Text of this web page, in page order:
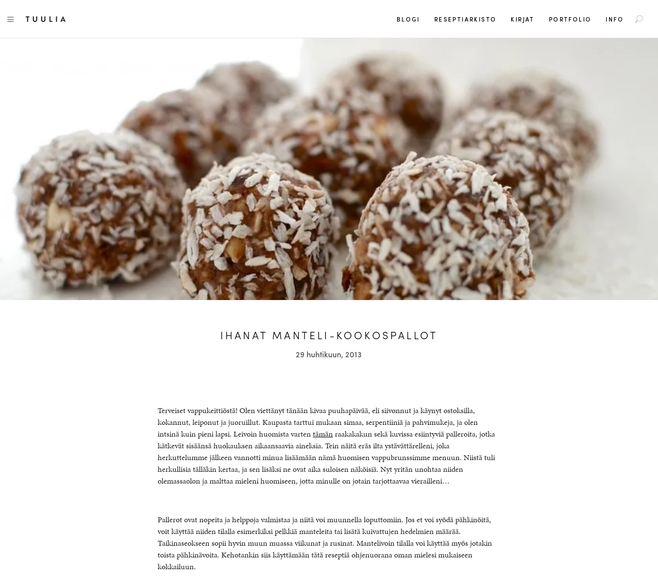
a
TOGGLE NAVIGATION BLOGI RESEPTIARKISTO KIRJAT PORTFOLIO INFO
IHANAT MANTELI-KOOKOSPALLOT
29 huhtikuun, 2013
Terveiset vappukeittiöstä! Olen viettänyt tänään kivaa puuhapäivää, eli siivonnut ja käynyt ostoksilla,
kokannut, leiponut ja juoruillut. Kaupasta tarttui mukaan simaa, serpentiiniä ja pahvimukeja, ja olen
intsinä kuin pieni lapsi. Leivoin huomista vartentämänraakakakun sekä kuvissa esiintyviä palleroita, jotka
kätkevät sisäänsä huokauksen aikaansaavia aineksia. Tein näitä eräs ilta ystävättärelleni, joka
herkuttelumme jälkeen vannotti minua lisäämään nämä huomisen vappubrunssimme menuun. Niistä tuli
herkullisia tälläkin kertaa, ja sen lisäksi ne ovat aika suloisen näköisiä. Nyt yritän unohtaa niiden
olemassaolon ja malttaa mieleni huomiseen, jotta minulle on jotain tarjottaavaa vierailleni…
Pallerot ovat nopeita ja helppoja valmistaa ja niitä voi muunnella loputtomiin. Jos et voi syödä pähkinöitä,
voit käyttää niiden tilalla esimerkiksi pelkkiä manteleita tai lisätä kuivattujen hedelmien määrää.
Taikinaseokseen sopii hyvin muun muassa viikunat ja rusinat. Mantelivoin tilalla voi käyttää myös jotakin
toista pähkinävoita. Kehotankin siis käyttämään tätä reseptiä ohjenuorana oman mielesi mukaiseen
kokkailuun.